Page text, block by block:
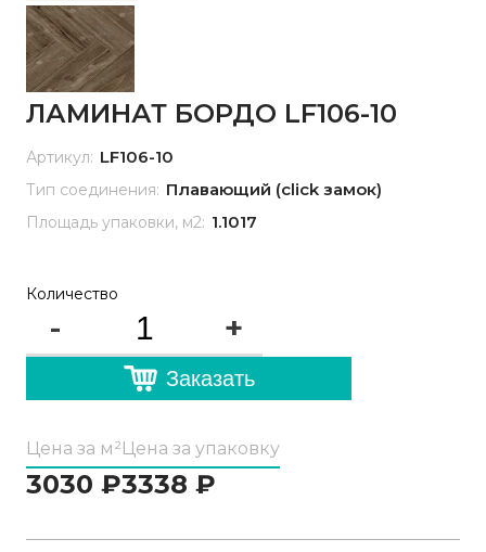
ЛАМИНАТ БОРДО LF106-10
Артикул: LF106-10
Тип соединения: Плавающий (click замок)
Площадь упаковки, м2: 1.1017
Количество
- +
Заказать
Цена за м²
3030 ₽
Цена за упаковку
3338 ₽